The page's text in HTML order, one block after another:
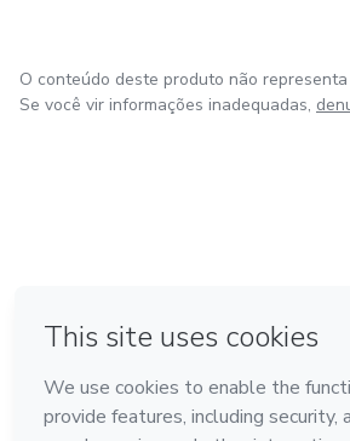
O conteúdo deste produto não
Se você vir informações inadequadas,
Feito com ❤ em Bogotá